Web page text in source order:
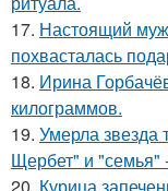
17. Настоящий
похвасталась
18. Ирина
килограммов.
19. Умерла звезда
Щербет" и "семья"